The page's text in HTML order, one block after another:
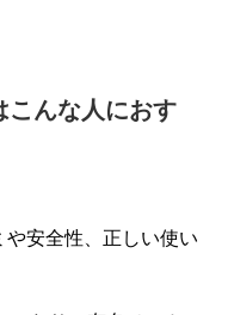
こんな人におす
安全性、正しい使い